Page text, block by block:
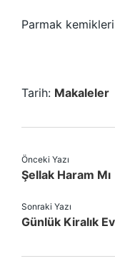
Parmak kemikleri
Tarih: Makaleler
Önceki Yazı
Şellak Haram Mı
Sonraki Yazı
Günlük Kiralık